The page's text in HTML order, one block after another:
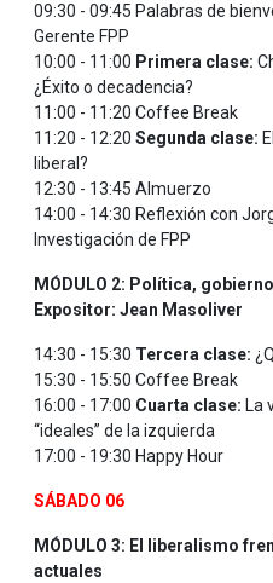
09:30 - 09:45 Palabras de
Gerente FPP
10:00 - 11:00 Primera clase:
¿Éxito o decadencia?
11:00 - 11:20 Coffee Break
11:20 - 12:20 Segunda clase:
liberal?
12:30 - 13:45 Almuerzo
14:00 - 14:30 Reflexión con
Investigación de FPP
MÓDULO 2: Política,
Expositor: Jean Masoliver
14:30 - 15:30 Tercera clase:
15:30 - 15:50 Coffee Break
16:00 - 17:00 Cuarta clase: La
“ideales” de la izquierda
17:00 - 19:30 Happy Hour
SÁBADO 06
MÓDULO 3: El liberalismo
actuales